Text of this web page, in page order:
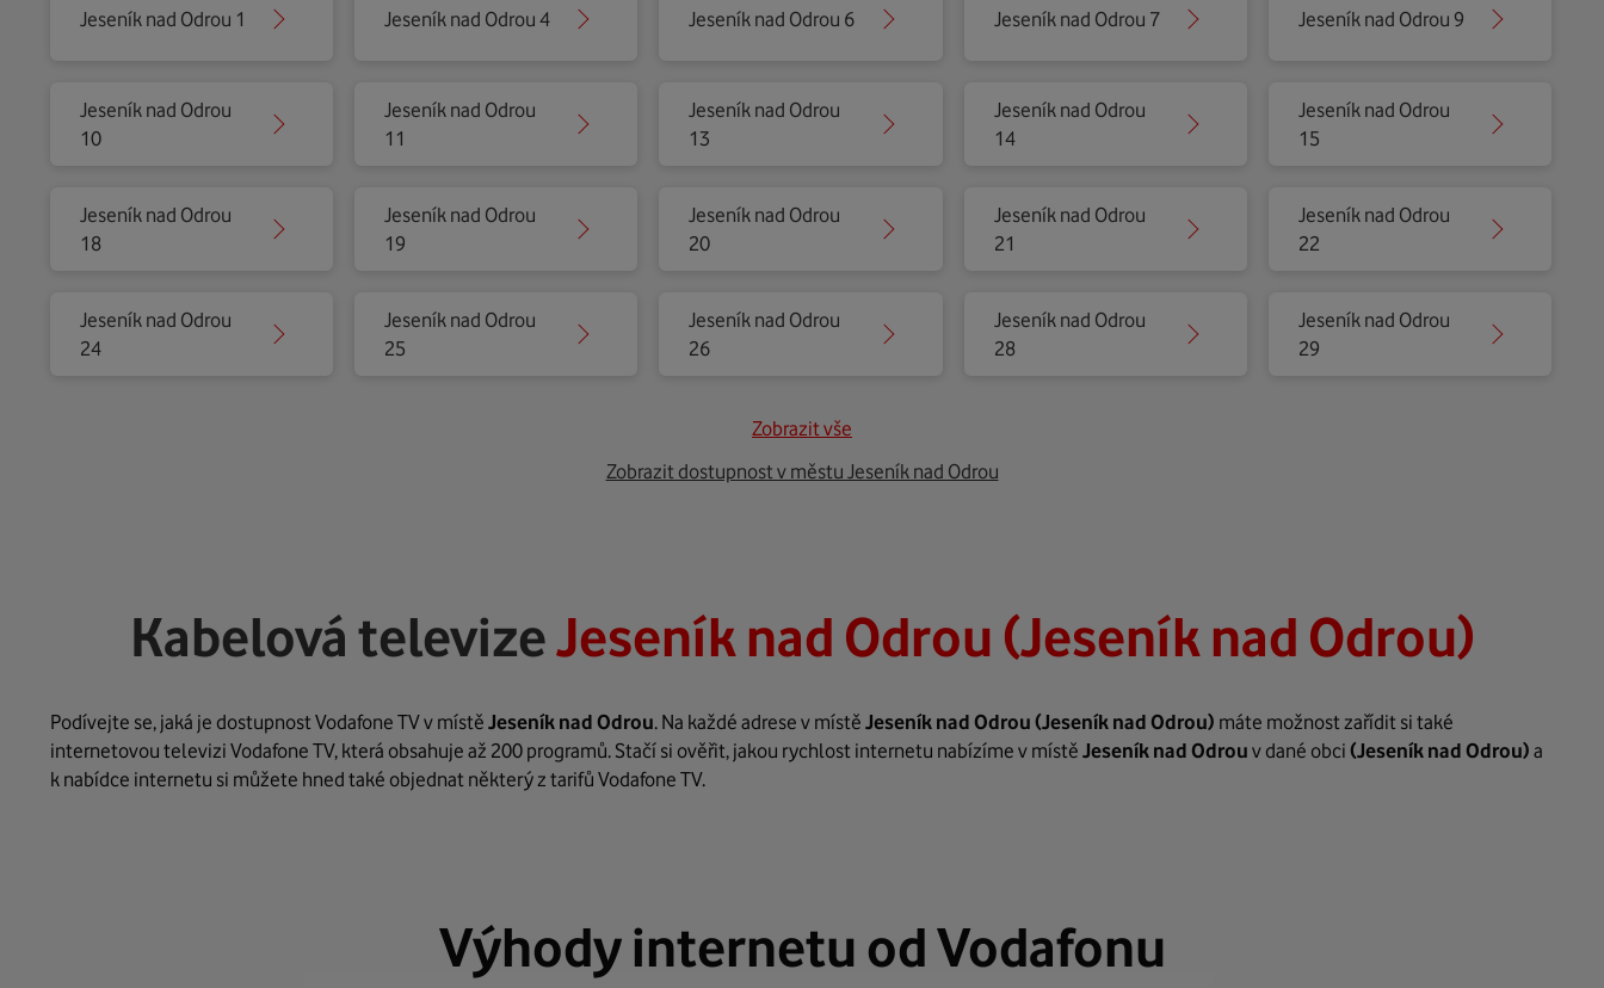
Jeseník nad Odrou 1 Jeseník nad Odrou 4 Jeseník nad Odrou 6 Jeseník nad Odrou 7 Jeseník nad Odrou 9
Jeseník nad Odrou
10
Jeseník nad Odrou
11
Jeseník nad Odrou
13
Jeseník nad Odrou
14
Jeseník nad Odrou
15
Jeseník nad Odrou
18
Jeseník nad Odrou
19
Jeseník nad Odrou
20
Jeseník nad Odrou
21
Jeseník nad Odrou
22
Jeseník nad Odrou
24
Jeseník nad Odrou
25
Jeseník nad Odrou
26
Jeseník nad Odrou
28
Jeseník nad Odrou
29
Zobrazit vše
Zobrazit dostupnost v městu Jeseník nad Odrou
Kabelová televizeJeseník nad Odrou (Jeseník nad Odrou)
Podívejte se, jaká je dostupnost Vodafone TV v místě Jeseník nad Odrou. Na každé adrese v místě Jeseník nad Odrou (Jeseník nad Odrou) máte možnost zařídit si také
internetovou televizi Vodafone TV, která obsahuje až 200 programů. Stačí si ověřit, jakou rychlost internetu nabízíme v místě Jeseník nad Odrou v dané obci (Jeseník nad Odrou) a
k nabídce internetu si můžete hned také objednat některý z tarifů Vodafone TV.
Výhody internetu od Vodafonu